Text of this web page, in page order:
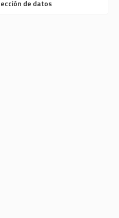
de datos